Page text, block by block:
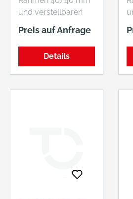
und verstellbaren
Torgehänge (M16)
90° Öffnung, DSM-
Füllung 6/5/6 MW
50x200mm, DIN
Preis auf Anfrage
Details